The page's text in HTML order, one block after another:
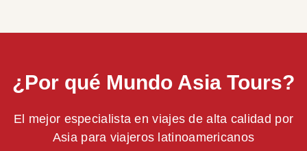
¿Por qué Mundo Asia Tours?
El mejor especialista en viajes de alta calidad por
Asia para viajeros latinoamericanos